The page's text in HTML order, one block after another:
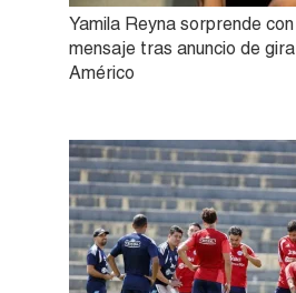
Yamila Reyna sorprende
mensaje tras anuncio de
Américo